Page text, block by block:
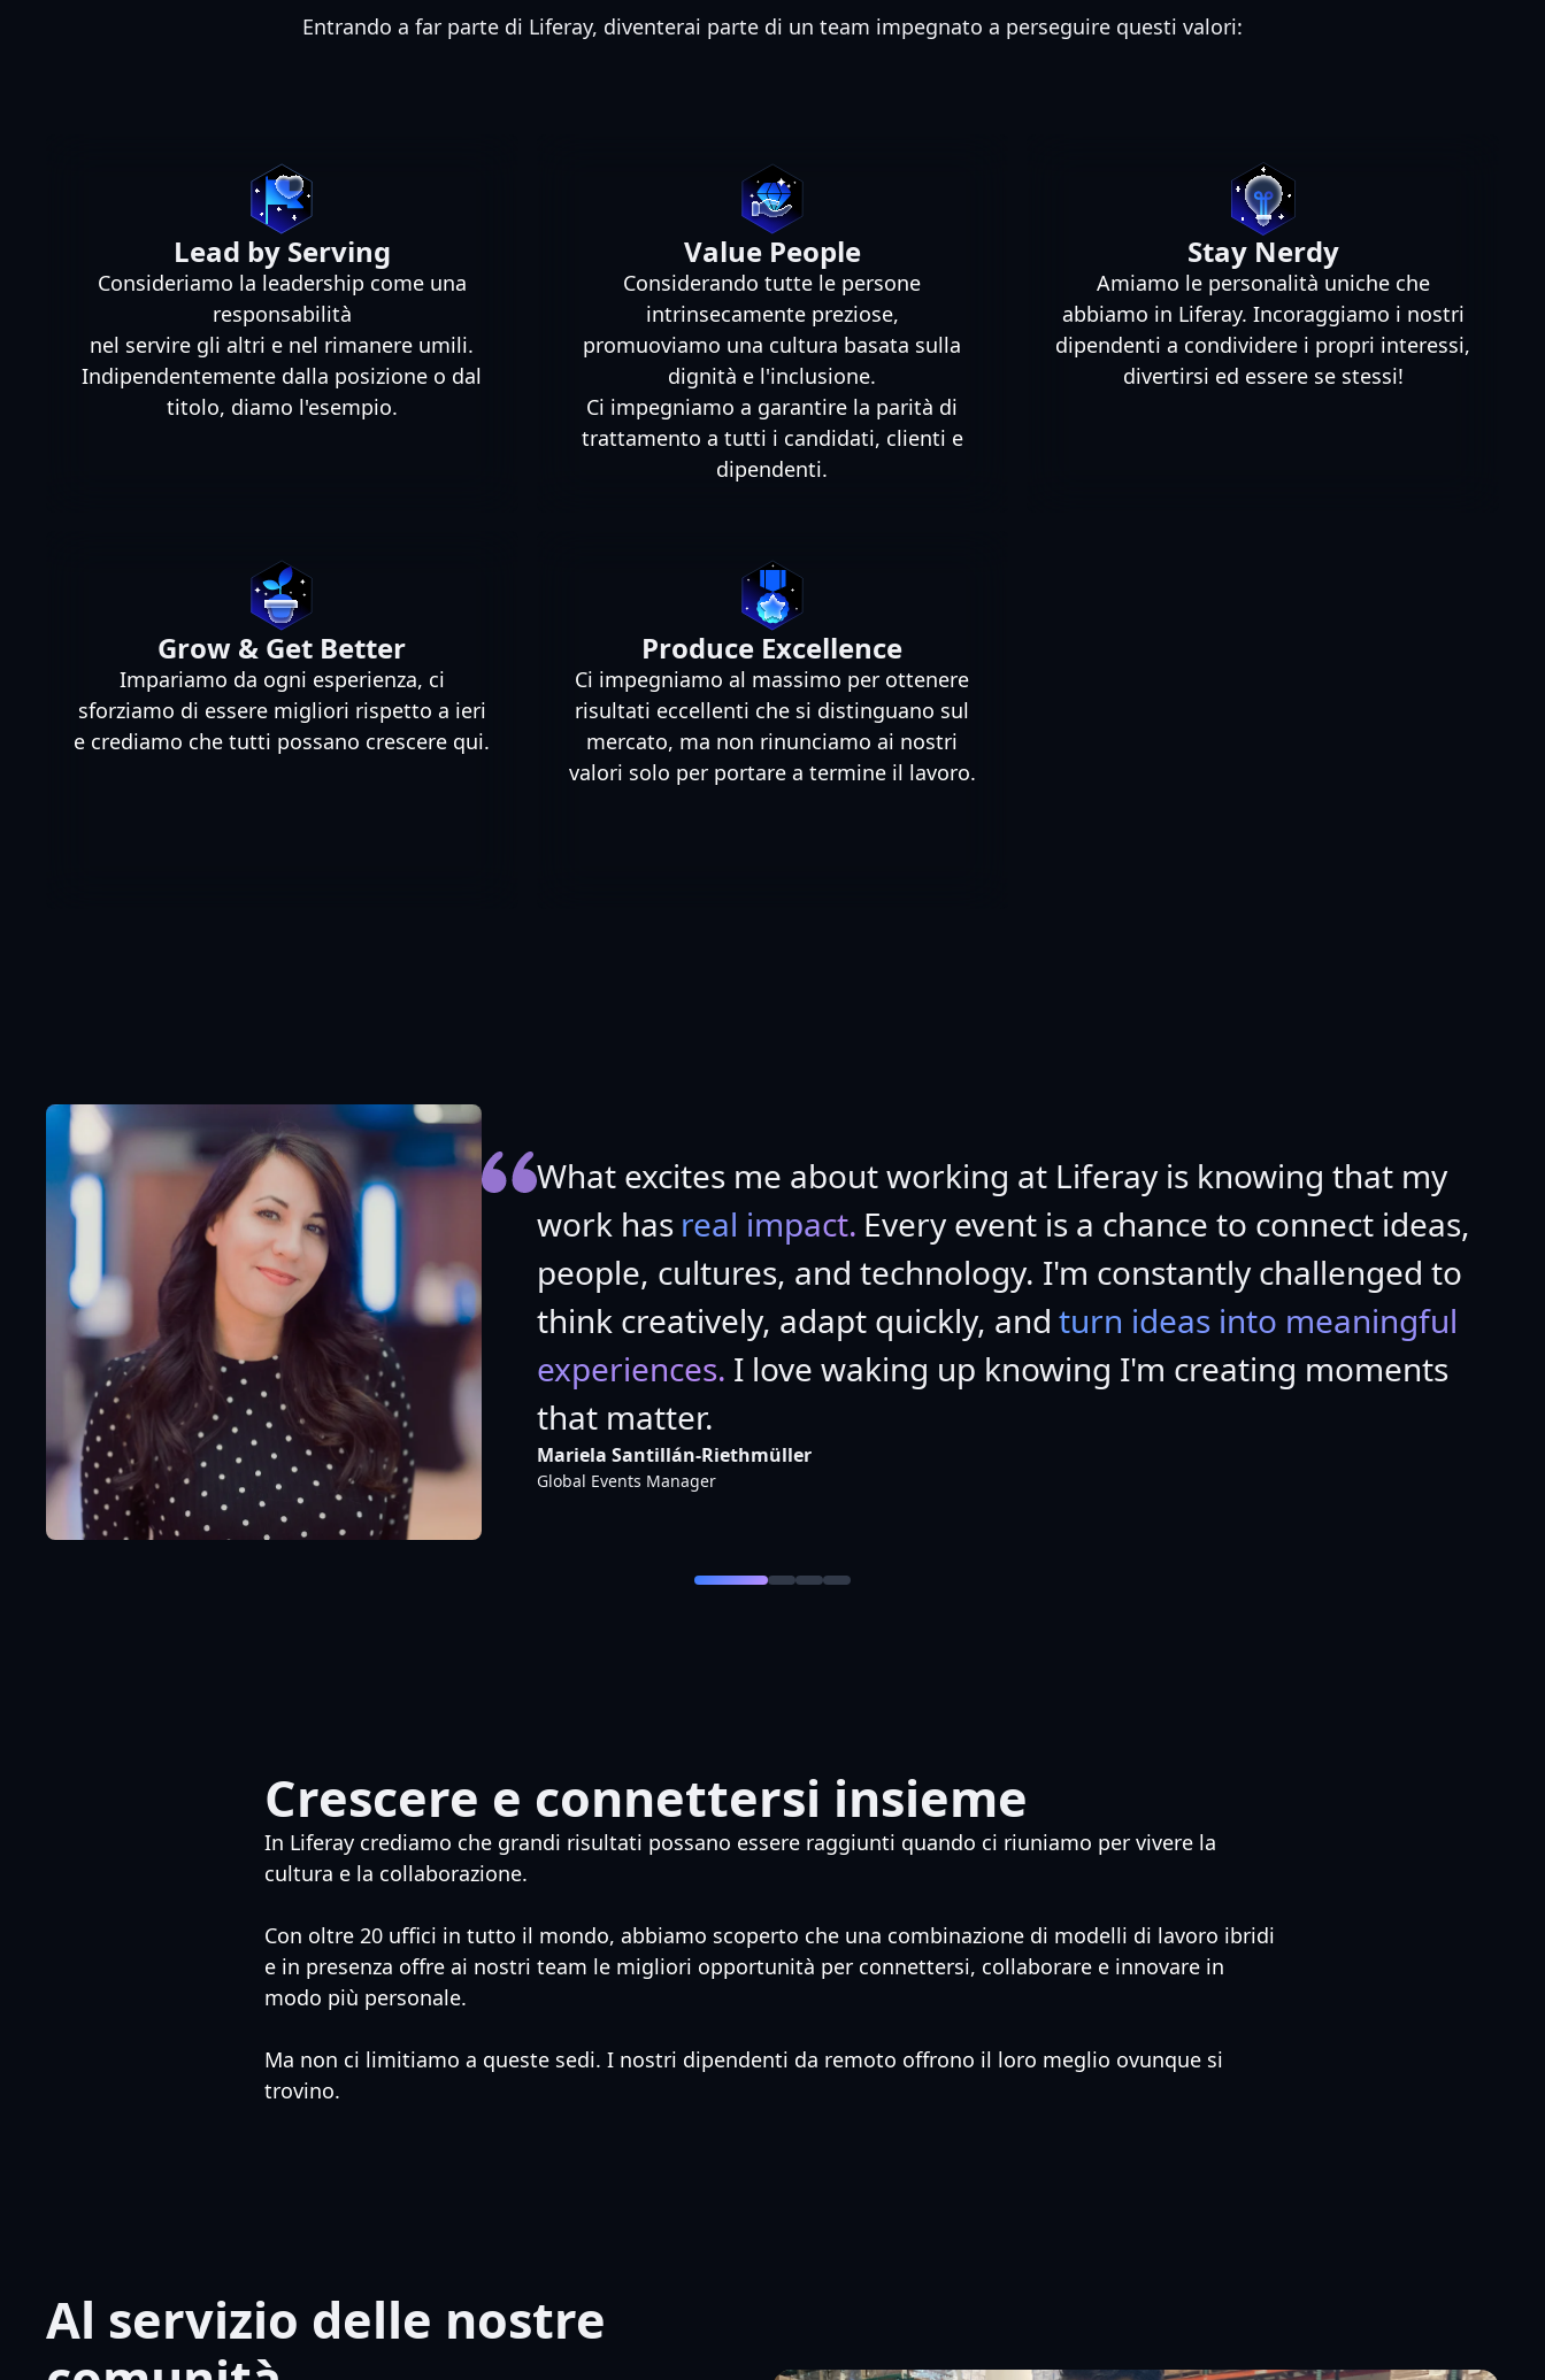
Entrando a far parte di Liferay, diventerai parte di un team impegnato a perseguire questi valori:
Lead by Serving
Consideriamo la leadership come una
responsabilità
nel servire gli altri e nel rimanere umili.
Indipendentemente dalla posizione o dal
titolo, diamo l'esempio.
Value People
Considerando tutte le persone
intrinsecamente preziose,
promuoviamo una cultura basata sulla
dignità e l'inclusione.
Ci impegniamo a garantire la parità di
trattamento a tutti i candidati, clienti e
dipendenti.
Stay Nerdy
Amiamo le personalità uniche che
abbiamo in Liferay. Incoraggiamo i nostri
dipendenti a condividere i propri interessi,
divertirsi ed essere se stessi!
Grow & Get Better
Impariamo da ogni esperienza, ci
sforziamo di essere migliori rispetto a ieri
e crediamo che tutti possano crescere qui.
Produce Excellence
Ci impegniamo al massimo per ottenere
risultati eccellenti che si distinguano sul
mercato, ma non rinunciamo ai nostri
valori solo per portare a termine il lavoro.
What excites me about working at Liferay is knowing that my
work has real impact. Every event is a chance to connect ideas,
people, cultures, and technology. I'm constantly challenged to
think creatively, adapt quickly, and turn ideas into meaningful
experiences. I love waking up knowing I'm creating moments
that matter.
Mariela Santillán-Riethmüller
Global Events Manager
Crescere e connettersi insieme
In Liferay crediamo che grandi risultati possano essere raggiunti quando ci riuniamo per vivere la
cultura e la collaborazione.
Con oltre 20 uffici in tutto il mondo, abbiamo scoperto che una combinazione di modelli di lavoro ibridi
e in presenza offre ai nostri team le migliori opportunità per connettersi, collaborare e innovare in
modo più personale.
Ma non ci limitiamo a queste sedi. I nostri dipendenti da remoto offrono il loro meglio ovunque si
trovino.
Al servizio delle nostre